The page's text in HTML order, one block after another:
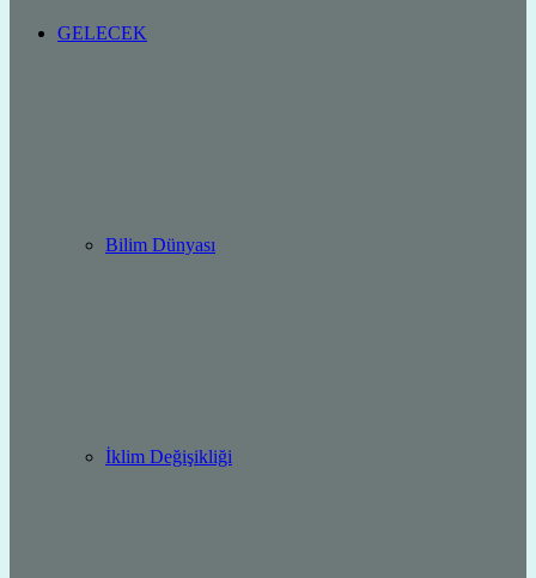
GELECEK
Bilim Dünyası
İklim Değişikliği